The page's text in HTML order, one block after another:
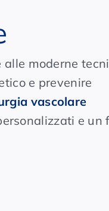
moderne
e prevenire
vascolare
e un